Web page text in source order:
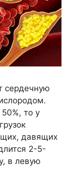
сердечную
то у
давящих
2-5-
в левую